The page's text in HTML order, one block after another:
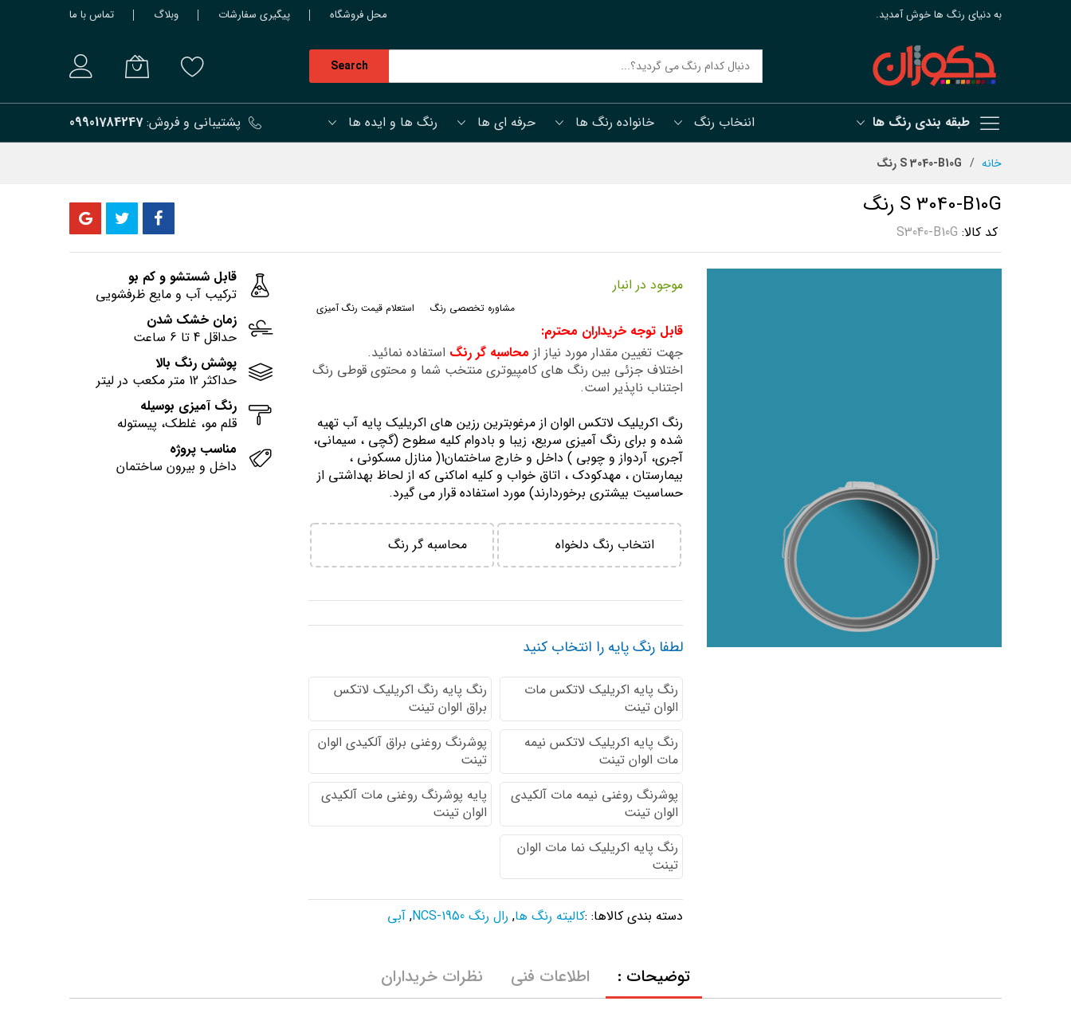
به دنیای رنگ ها خوش آمدید. محل فروشگاه پیگیری سفارشات وبلاگ تماس با ما
طبقه بندی رنگ ها
Search
اننخاب رنگ خانواده رنگ ها حرفه ای ها رنگ ها و ایده ها پشتیبانی و فروش:09901784247
خانه S 3040-B10G رنگ
S 3040-B10G رنگ
کد کالا S3040-B10G
موجود در انبار
استعلام قیمت رنگ آمیزی مشاوره تخصصی رنگ
قابل توجه خریداران محترم:
جهت تغیین مقدار مورد نیاز از محاسبه گر رنگ استفاده نمائید.
اختلاف جزئی بین رنگ های کامپیوتری منتخب شما و محتوی قوطی رنگ
اجتناب ناپذیر است.
رنگ اكريليك لاتكس الوان از مرغوبترين رزين هاي اكريليك پايه آب تهيه
شده و برای رنگ آمیزی سریع، زیبا و بادوام کلیه سطوح (گچی ، سیمانی،
آجری، آردواز و چوبی ) داخل و خارج ساختمان1( منازل مسكوني ،
بيمارستان ، مهدكودك ، اتاق خواب و كليه اماكني كه از لحاظ بهداشتي از
حساسيت بيشتري برخوردارند) مورد استفاده قرار می گیرد.
انتخاب رنگ دلخواه محاسبه گر رنگ
لطفا رنگ پایه را انتخاب کنید
رنگ پایه اكريليك لاتكس مات
الوان تینت
رنگ پایه رنگ اكريليك لاتكس
براق الوان تینت
رنگ پایه اكريليك لاتكس نيمه
مات الوان تینت
پوشرنگ روغنی براق آلکیدی الوان
تینت
پوشرنگ روغنی نیمه مات آلکیدی
الوان تینت
پایه پوشرنگ روغنی مات آلکیدی
الوان تینت
رنگ پایه اکریلیک نما مات الوان
تینت
دسته بندی کالاها: :کالیته رنگ ها, رال رنگ NCS-1950 , آبی
قابل شستشو و کم بو
ترکیب آب و مایع ظرفشویی
زمان خشک شدن
حداقل 4 تا 6 ساعت
پوشش رنگ بالا
حداکثر 12 متر مکعب در لیتر
رنگ آمیزی بوسیله
قلم مو، غلطک، پیستوله
مناسب پروژه
داخل و بیرون ساختمان
توضیحات : اطلاعات فنی نظرات خریداران